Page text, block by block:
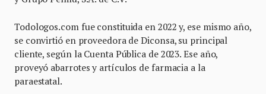
Todologos.com fue constituida en 2022 y, ese mismo año,
se convirtió en proveedora de Diconsa, su principal
cliente, según la Cuenta Pública de 2023. Ese año,
proveyó abarrotes y artículos de farmacia a la
paraestatal.